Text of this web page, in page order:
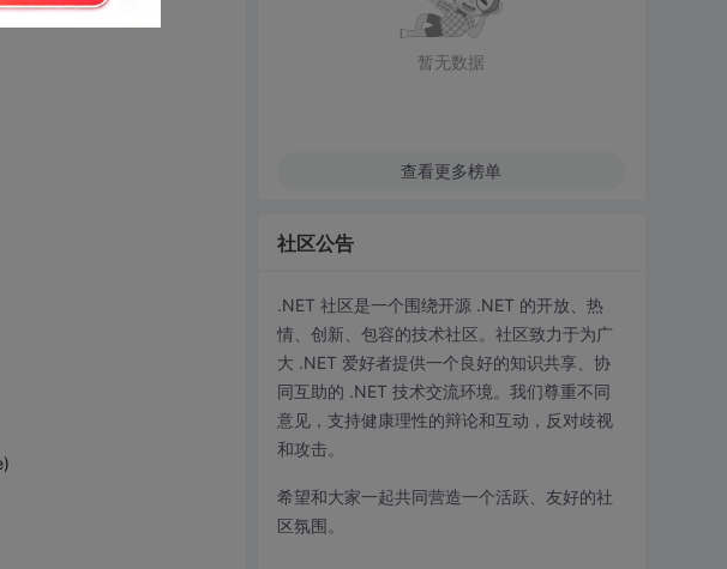
暂无数据
查看更多榜单
社区公告
.NET 社区是一个围绕开源 .NET 的开放、热
情、创新、包容的技术社区。社区致力于为广
大 .NET 爱好者提供一个良好的知识共享、协
同互助的 .NET 技术交流环境。我们尊重不同
意见，支持健康理性的辩论和互动，反对歧视
和攻击。
希望和大家一起共同营造一个活跃、友好的社
区氛围。